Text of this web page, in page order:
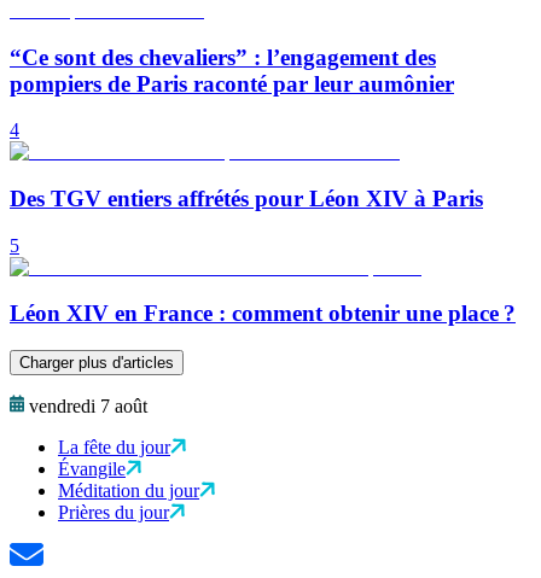
“Ce sont des chevaliers” : l’engagement des
pompiers de Paris raconté par leur aumônier
4
Des TGV entiers affrétés pour Léon XIV à Paris
5
Léon XIV en France : comment obtenir une place ?
Charger plus d'articles
vendredi 7 août
La fête du jour
Évangile
Méditation du jour
Prières du jour